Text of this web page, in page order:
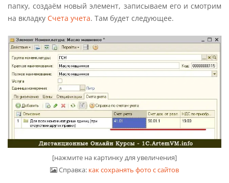
папку, создаём новый элемент, записываем его и смотрим
на вкладку Счета учета. Там будет следующее.
[нажмите на картинку для увеличения]
Справка: как сохранять фото с сайтов